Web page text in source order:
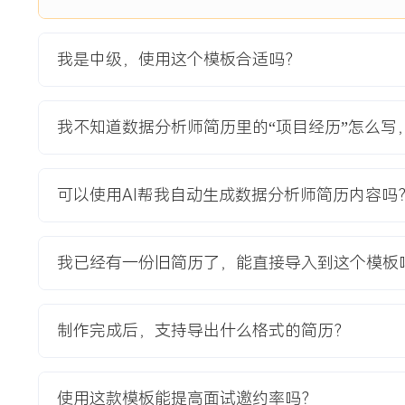
的销量预测模型，并输出智能补货建议。
1.需求分析与数据准备：深入调研客户业务部门及门店的订货
度为单店单品单日；协调内部数据研发团队，完成对近X年销
2.模型开发与调优：负责预测模型的主体开发工作，对比测试
成学习模型等多种方案；基于模型在测试集上的表现，最终选
XXX%。
3.系统落地与集成：将训练好的模型封装为API服务，供客户
率）的变化。
4.效果验证与迭代：项目上线后，持续收集一线用户的反馈，
项目业绩：
我是中级，使用这个模板合适吗？
我不知道数据分析师简历里的“项目经历”怎么写
可以使用AI帮我自动生成数据分析师简历内容吗？
我已经有一份旧简历了，能直接导入到这个模板
制作完成后，支持导出什么格式的简历？
使用这款模板能提高面试邀约率吗？